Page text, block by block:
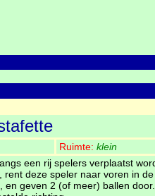
Ruimte:klein
een rij spelers verplaatst
rent deze speler naar voren in
en geven 2 (of meer) ballen door.